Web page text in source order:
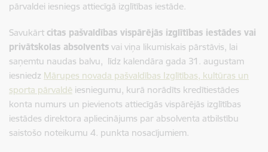
pārvaldei iesniegs attiecīgā izglītības iestāde.
Savukārt citas pašvaldības vispārējās izglītības iestādes vai
privātskolas absolvents vai viņa likumiskais pārstāvis, lai
saņemtu naudas balvu, līdz kalendāra gada 31. augustam
iesniedz Mārupes novada pašvaldības Izglītības, kultūras un
sporta pārvaldē iesniegumu, kurā norādīts kredītiestādes
konta numurs un pievienots attiecīgās vispārējās izglītības
iestādes direktora apliecinājums par absolventa atbilstību
saistošo noteikumu 4. punkta nosacījumiem.